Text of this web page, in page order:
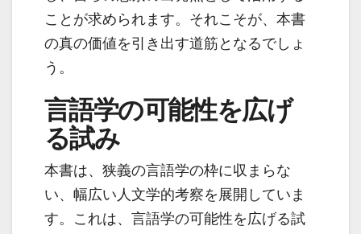
ことが求められます。それこそが、本書
の真の価値を引き出す道筋となるでしょ
う。
言語学の可能性を広げ
る試み
本書は、狭義の言語学の枠に収まらな
い、幅広い人文学的考察を展開していま
す。これは、言語学の可能性を広げる試